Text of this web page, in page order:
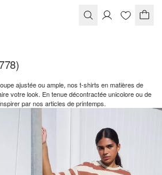
ajustée ou ample, nos t-shirts en matières de
votre look. En tenue décontractée unicolore ou de
par nos articles de printemps.